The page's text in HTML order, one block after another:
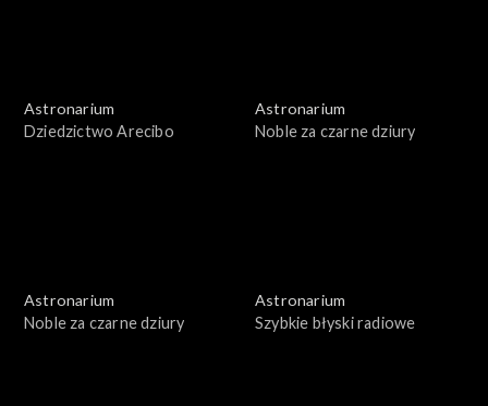
Astronarium
Dziedzictwo Arecibo
Astronarium
Noble za czarne dziury
Astronarium
Noble za czarne dziury
Astronarium
Szybkie błyski radiowe